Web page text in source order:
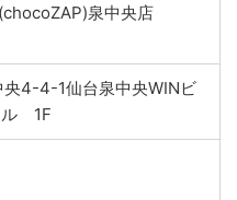
泉中央店
央4-4-1仙台泉中央WINビ
ル 1F